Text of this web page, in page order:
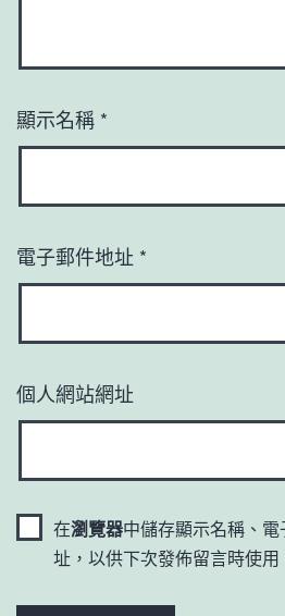
顯示名稱 *
電子郵件地址 *
個人網站網址
在瀏覽器中儲存顯示名稱、
址，以供下次發佈留言時使用